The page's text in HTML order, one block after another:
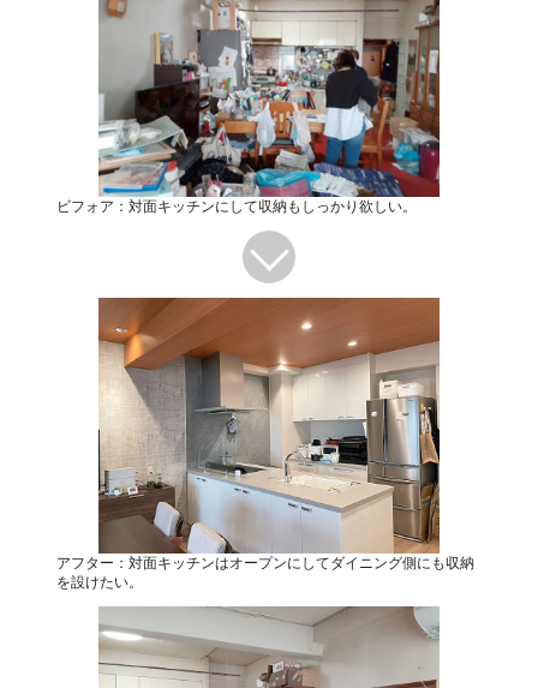
ビフォア：対面キッチンにして収納もしっかり欲しい。
アフター：対面キッチンはオープンにしてダイニング側にも収納
を設けたい。